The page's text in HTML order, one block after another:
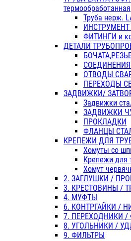
термообработанная
Труба нерж.
ИНСТРУМЕНТ
ФИТИНГИ и
ДЕТАЛИ
СОЕДИНЕНИЯ
ОТВОДЫ
ПЕРЕХОДЫ
ЗАДВИЖКИ/
Задвижки
ЗАДВИЖКИ
ПРОКЛАДКИ
ФЛАНЦЫ
КРЕПЕЖИ ДЛЯ
Хомуты со
Крепежи для
Хомут
2. ЗАГЛУШКИ /
3. КРЕСТОВИНЫ /
4. МУФТЫ
6. КОНТРГАЙКИ /
7. ПЕРЕХОДНИКИ /
8. УГОЛЬНИКИ /
9. ФИЛЬТРЫ